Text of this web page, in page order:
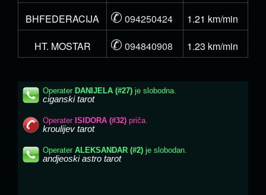
BHFEDERACIJA
✆ 094250424
1.21 km/min
HT. MOSTAR
✆ 094840908 1.23 km/min